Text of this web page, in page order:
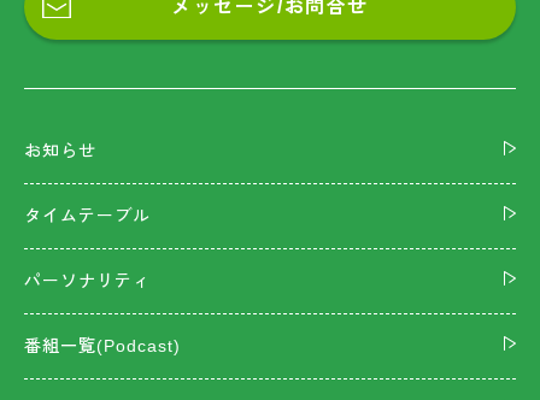
メッセージ/お問合せ
お知らせ
タイムテーブル
パーソナリティ
番組一覧(Podcast)